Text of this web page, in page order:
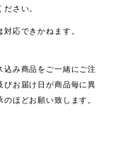
さい。
応できかねます。
込み商品をご一緒にご注
びお届け日が商品毎に異
ほどお願い致します。